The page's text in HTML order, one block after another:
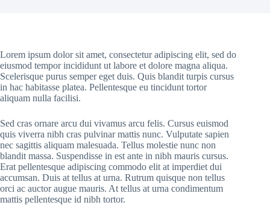
Lorem ipsum dolor sit amet, consectetur adipiscing elit, sed do
eiusmod tempor incididunt ut labore et dolore magna aliqua.
Scelerisque purus semper eget duis. Quis blandit turpis cursus
in hac habitasse platea. Pellentesque eu tincidunt tortor
aliquam nulla facilisi.
Sed cras ornare arcu dui vivamus arcu felis. Cursus euismod
quis viverra nibh cras pulvinar mattis nunc. Vulputate sapien
nec sagittis aliquam malesuada. Tellus molestie nunc non
blandit massa. Suspendisse in est ante in nibh mauris cursus.
Erat pellentesque adipiscing commodo elit at imperdiet dui
accumsan. Duis at tellus at urna. Rutrum quisque non tellus
orci ac auctor augue mauris. At tellus at urna condimentum
mattis pellentesque id nibh tortor.